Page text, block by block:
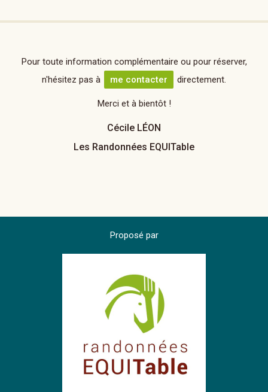
Pour toute information complémentaire ou pour réserver,
n'hésitez pas à
me contacter directement.
Merci et à bientôt !
Cécile LÉON
Les Randonnées EQUITable
Proposé par